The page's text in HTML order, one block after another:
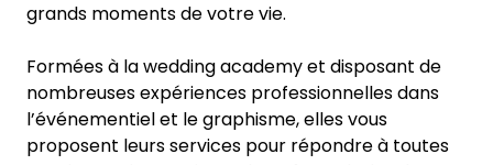
grands moments de votre vie.
Formées à la wedding academy et disposant de
nombreuses expériences professionnelles dans
l’événementiel et le graphisme, elles vous
proposent leurs services pour répondre à toutes